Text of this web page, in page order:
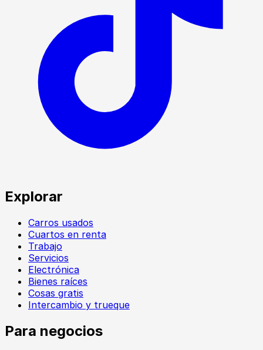
Explorar
Carros usados
Cuartos en renta
Trabajo
Servicios
Electrónica
Bienes raíces
Cosas gratis
Intercambio y trueque
Para negocios